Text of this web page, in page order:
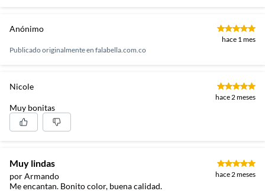
Anónimo
hace 1 mes
Publicado originalmente en falabella.com.co
Nicole
hace 2 meses
Muy bonitas
Muy lindas
por Armando hace 2 meses
Me encantan. Bonito color, buena calidad.